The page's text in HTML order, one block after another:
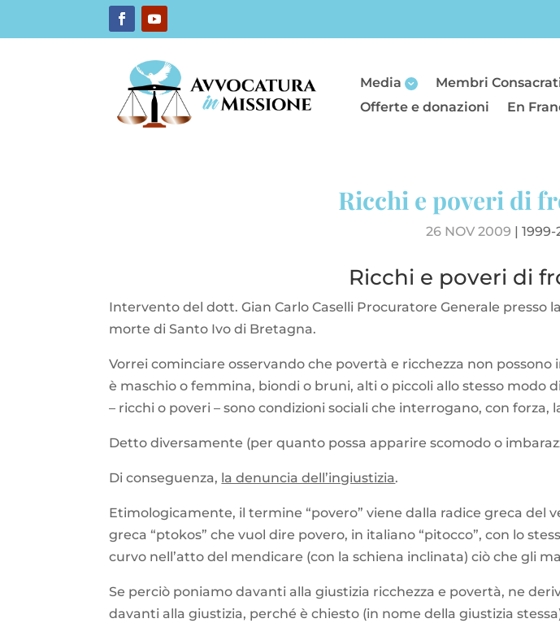
Media Membri
Offerte e donazioni
En
Ricchi e poveri di
26 NOV 2009 |
Ricchi e poveri di
Intervento del dott. Gian Carlo Caselli Procuratore Generale presso
morte di Santo Ivo di Bretagna.
Vorrei cominciare osservando che povertà e ricchezza non
è maschio o femmina, biondi o bruni, alti o piccoli allo stesso modo
– ricchi o poveri – sono condizioni sociali che interrogano, con forza,
Detto diversamente (per quanto possa apparire scomodo o
Di conseguenza, la denuncia dell’ingiustizia.
Etimologicamente, il termine “povero” viene dalla radice greca del
greca “ptokos” che vuol dire povero, in italiano “pitocco”, con lo
curvo nell’atto del mendicare (con la schiena inclinata) ciò che gli
Se perciò poniamo davanti alla giustizia ricchezza e povertà, ne
davanti alla giustizia, perché è chiesto (in nome della giustizia